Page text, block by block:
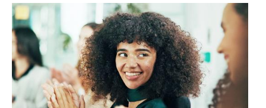
France
Alliance
8.7